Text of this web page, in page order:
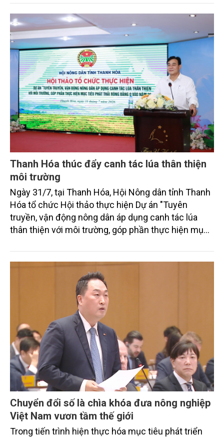
sắc bởi các tiến bộ công nghệ và cam kết bền vững
toàn cầu, đặc biệt là mục tiêu đưa phát thải ròng
bằng 0 (Net-Zero) vào năm 2050.
Thanh Hóa thúc đẩy canh tác lúa thân thiện
môi trường
Ngày 31/7, tại Thanh Hóa, Hội Nông dân tỉnh Thanh
Hóa tổ chức Hội thảo thực hiện Dự án "Tuyên
truyền, vận động nông dân áp dụng canh tác lúa
thân thiện với môi trường, góp phần thực hiện mục
trình thu hút sự tham gia của đông đảo đại biểu đến
từ các cơ quan quản lý nhà nước, đơn vị nghiên cứu,
doanh nghiệp, hợp tác xã và nông dân đang trực
tiếp triển khai mô hình sản xuất lúa phát thải thấp.
Chuyển đổi số là chìa khóa đưa nông nghiệp
Việt Nam vươn tầm thế giới
Trong tiến trình hiện thực hóa mục tiêu phát triển